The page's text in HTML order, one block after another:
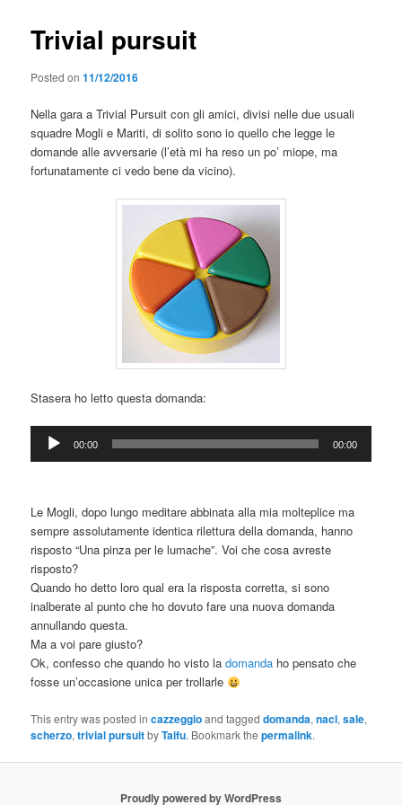
Trivial pursuit
Posted on11/12/2016
Nella gara a Trivial Pursuit con gli amici, divisi nelle due usuali
squadre Mogli e Mariti, di solito sono io quello che legge le
domande alle avversarie (l’età mi ha reso un po’ miope, ma
fortunatamente ci vedo bene da vicino).
Stasera ho letto questa domanda:
Audio
Player
00:00 00:00
Le Mogli, dopo lungo meditare abbinata alla mia molteplice ma
sempre assolutamente identica rilettura della domanda, hanno
risposto “Una pinza per le lumache”. Voi che cosa avreste
risposto?
Quando ho detto loro qual era la risposta corretta, si sono
inalberate al punto che ho dovuto fare una nuova domanda
annullando questa.
Ma a voi pare giusto?
Ok, confesso che quando ho visto ladomanda ho pensato che
fosse un’occasione unica per trollarle
This entry was posted incazzeggioand taggeddomanda,nacl,sale,
scherzo,trivial pursuitbyTaifu. Bookmark thepermalink.
Proudly powered by WordPress